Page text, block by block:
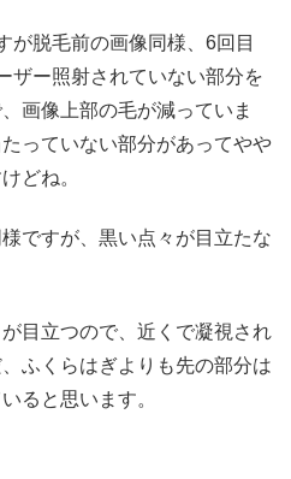
が脱毛前の画像同様、6回目
ザー照射されていない部分を
画像上部の毛が減っていま
っていない部分があってやや
どね。
ですが、黒い点々が目立たな
目立つので、近くで凝視され
ふくらはぎよりも先の部分は
ると思います。